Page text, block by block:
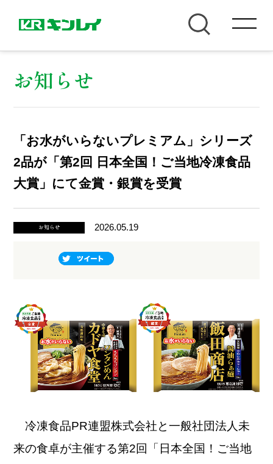
お知らせ
「お水がいらないプレミアム」シリーズ
2品が「第2回 日本全国！ご当地冷凍食品
大賞」にて金賞・銀賞を受賞
お知らせ 2026.05.19
冷凍食品PR連盟株式会社と一般社団法人未
来の食卓が主催する第2回「日本全国！ご当地